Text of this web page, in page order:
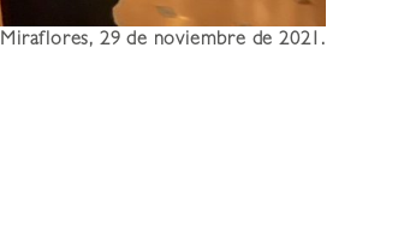
Miraflores, 29 de noviembre de 2021.